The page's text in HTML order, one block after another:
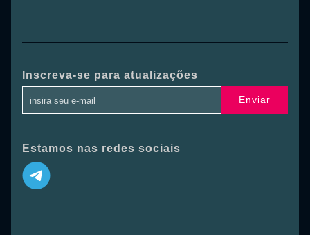
Inscreva-se para atualizações
Enviar
Estamos nas redes sociais